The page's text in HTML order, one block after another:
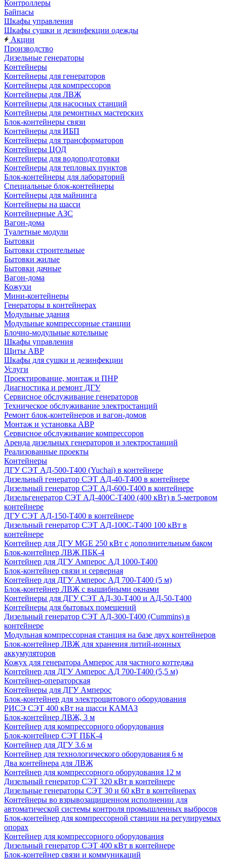
Контроллеры
Байпасы
Шкафы управления
Шкафы сушки и дезинфекции одежды
Акции
Производство
Дизельные генераторы
Контейнеры
Контейнеры для генераторов
Контейнеры для компрессоров
Контейнеры для ЛВЖ
Контейнеры для насосных станций
Контейнеры для ремонтных мастерских
Блок-контейнеры связи
Контейнеры для ИБП
Контейнеры для трансформаторов
Контейнеры ЦОД
Контейнеры для водоподготовки
Контейнеры для тепловых пунктов
Блок-контейнеры для лабораторий
Специальные блок-контейнеры
Контейнеры для майнинга
Контейнеры на шасси
Контейнерные АЗС
Вагон-дома
Туалетные модули
Бытовки
Бытовки строительные
Бытовки жилые
Бытовки дачные
Вагон-дома
Кожухи
Мини-контейнеры
Генераторы в контейнерах
Модульные здания
Модульные компрессорные станции
Блочно-модульные котельные
Шкафы управления
Щиты АВР
Шкафы для сушки и дезинфекции
Услуги
Проектирование, монтаж и ПНР
Диагностика и ремонт ДГУ
Сервисное обслуживание генераторов
Техническое обслуживание электростанций
Ремонт блок-контейнеров и вагон-домов
Монтаж и установка АВР
Сервисное обслуживание компрессоров
Аренда дизельных генераторов и электростанций
Реализованные проекты
Контейнеры
ДГУ СЭТ АД-500-Т400 (Yuchai) в контейнере
Дизельный генератор СЭТ АД-40-Т400 в контейнере
Дизельный генератор СЭТ АД-600-Т400 в контейнере
Дизельгенератор СЭТ АД-400С-Т400 (400 кВт) в 5-метровом
контейнере
ДГУ СЭТ АД-150-Т400 в контейнере
Дизельный генератор СЭТ АД-100С-Т400 100 кВт в
контейнере
Контейнер для ДГУ MGE 250 кВт с дополнительным баком
Блок-контейнер ЛВЖ ПБК-4
Контейнер для ДГУ Амперос АД 1000-Т400
Блок-контейнер связи и серверная
Контейнер для ДГУ Амперос АД 700-Т400 (5 м)
Блок-контейнер ЛВЖ с вышибными окнами
Контейнеры для ДГУ СЭТ АД-30-Т400 и АД-50-Т400
Контейнеры для бытовых помещений
Дизельный генератор СЭТ АД-300-Т400 (Cummins) в
контейнере
Модульная компрессорная станция на базе двух контейнеров
Блок-контейнер ЛВЖ для хранения литий-ионных
аккумуляторов
Кожух для генератора Амперос для частного коттеджа
Контейнер для ДГУ Амперос АД 700-Т400 (5,5 м)
Контейнер-операторская
Контейнеры для ДГУ Амперос
Блок-контейнер для электрощитового оборудования
РИСЭ СЭТ 400 кВт на шасси КАМАЗ
Блок-контейнер ЛВЖ, 3 м
Контейнер для компрессорного оборудования
Блок-контейнер СЭТ ПБК-4
Контейнер для ДГУ 3.6 м
Контейнер для технологического оборудования 6 м
Два контейнера для ЛВЖ
Контейнер для компрессорного оборудования 12 м
Дизельный генератор СЭТ 320 кВт в контейнере
Дизельные генераторы СЭТ 30 и 60 кВт в контейнерах
Контейнеры во взрывозащищенном исполнении для
автоматической системы контроля промышленных выбросов
Блок-контейнер для компрессорной станции на регулируемых
опорах
Контейнер для компрессорного оборудования
Дизельный генератор СЭТ 400 кВт в контейнере
Блок-контейнер связи и коммуникаций